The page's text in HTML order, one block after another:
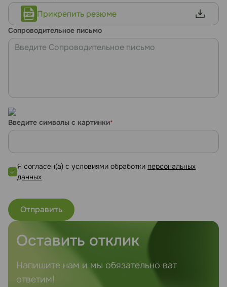
Оставить отклик
Напишите нам и мы обязательно ват
ответим!
Прикрепить резюме
Сопроводительное письмо
Введите символы с картинки*
Я согласен(а) с условиями обработки персональных
данных